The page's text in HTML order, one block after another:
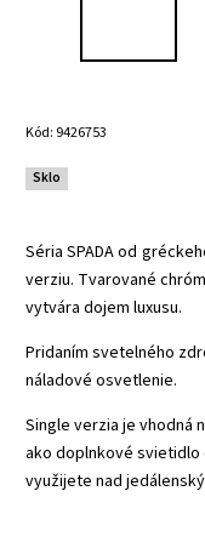
Kód: 9426753
Sklo
Séria SPADA od
verziu. Tvarované
vytvára dojem luxusu.
Pridaním svetelného
náladové osvetlenie.
Single verzia je vhodná
ako doplnkové
využijete nad